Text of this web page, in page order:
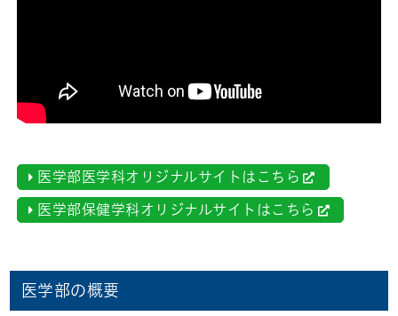
医学部医学科オリジナルサイトはこちら
医学部保健学科オリジナルサイトはこちら
医学部の概要